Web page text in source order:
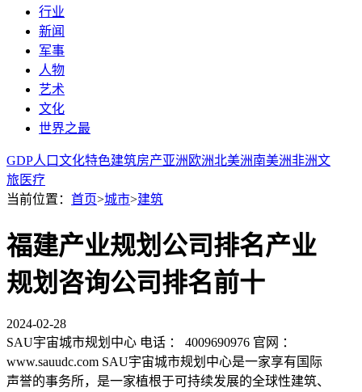
行业
新闻
军事
人物
艺术
文化
世界之最
GDP人口文化特色建筑房产亚洲 欧洲北美洲南美洲非洲文
旅医疗
当前位置： 首页>城市>建筑
福建产业规划公司排名产业
规划咨询公司排名前十
2024-02-28
SAU宇宙城市规划中心 电话 ： 4009690976 官网 ：
www.sauudc.com SAU宇宙城市规划中心是一家享有国际
声誉的事务所，是一家植根于可持续发展的全球性建筑、